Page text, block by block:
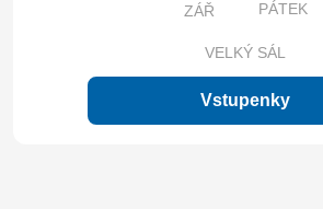
ZÁŘ PÁTEK
VELKÝ SÁL
Vstupenky